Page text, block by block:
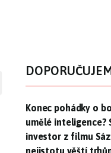
Konec pohádky o
Konec pohádky o
umělé inteligence?
investor z filmu
nejistotu věští